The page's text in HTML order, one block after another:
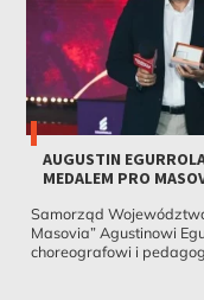
AUGUSTIN
MEDALEM PRO
Samorząd
Masovia” Agustinowi
choreografowi i